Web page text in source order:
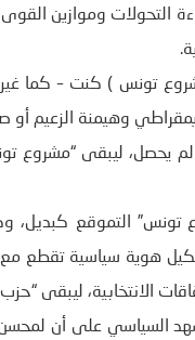
التحولات وموازين
تونس ) كنت – كما غيري
وهيمنة الزعيم أو
لم يحصل، ليبقى “مشروع
التموقع كبديل،
هوية سياسية تقطع مع
الانتخابية، ليبقى “حزب
السياسي على أن